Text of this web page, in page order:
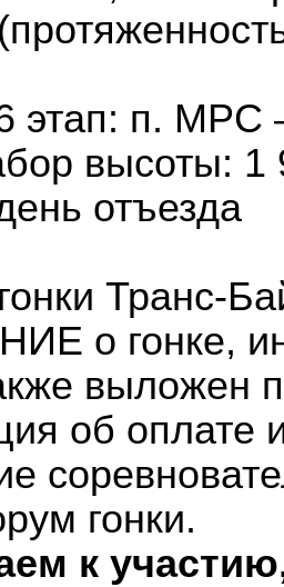
этап: п. МРС
высоты: 1
отъезда
Транс-
о гонке,
выложен
об оплате
гонки.
к